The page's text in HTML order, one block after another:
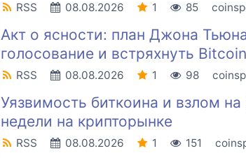
RSS 08.08.2026 1 85
Акт о ясности: план Джона
голосование и встряхнуть Bitcoin
RSS 08.08.2026 1 98
Уязвимость биткоина и взлом
недели на крипторынке
RSS 08.08.2026 1 151